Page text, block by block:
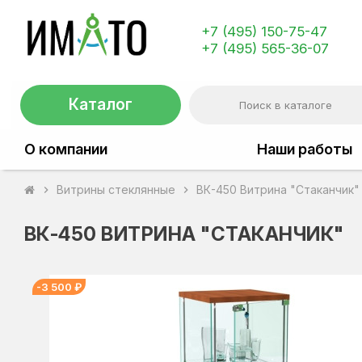
+7 (495) 150-75-47
+7 (495) 565-36-07
Каталог
О компании Наши работы
chevron_right Витрины стеклянные chevron_right ВК-450 Витрина "Стаканчик"
ВК-450 ВИТРИНА "СТАКАНЧИК"
-3 500 ₽